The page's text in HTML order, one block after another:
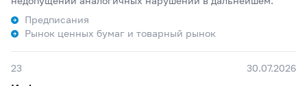
Предписания
Рынок ценных бумаг и товарный рынок
23 30.07.2026